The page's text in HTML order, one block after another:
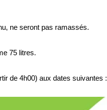
ne seront pas ramassés.
75 litres.
de 4h00) aux dates suivantes :